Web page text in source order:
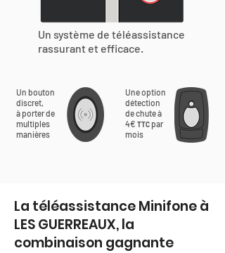
Un système de téléassistance
rassurant et efficace.
Un bouton
discret,
à porter de
multiples
manières
Une option
détection
de chute à
4€ TTC par
mois
La téléassistance Minifone à
LES GUERREAUX, la
combinaison gagnante